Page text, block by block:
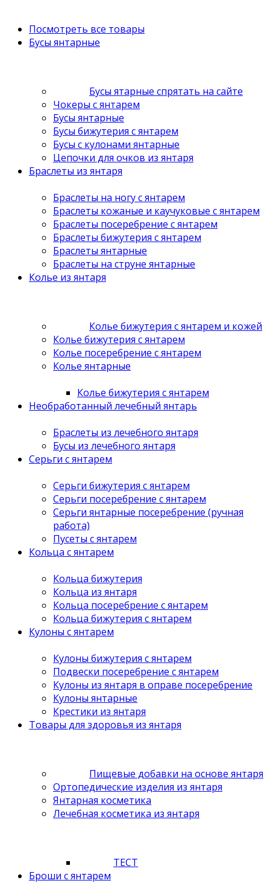
Посмотреть все товары
Бусы янтарные
Бусы ятарные спрятать на сайте
Чокеры с янтарем
Бусы янтарные
Бусы бижутерия с янтарем
Бусы с кулонами янтарные
Цепочки для очков из янтаря
Браслеты из янтаря
Браслеты на ногу с янтарем
Браслеты кожаные и каучуковые с янтарем
Браслеты посеребрение с янтарем
Браслеты бижутерия с янтарем
Браслеты янтарные
Браслеты на струне янтарные
Колье из янтаря
Колье бижутерия с янтарем и кожей
Колье бижутерия с янтарем
Колье посеребрение с янтарем
Колье янтарные
Колье бижутерия с янтарем
Необработанный лечебный янтарь
Браслеты из лечебного янтаря
Бусы из лечебного янтаря
Серьги с янтарем
Серьги бижутерия с янтарем
Серьги посеребрение с янтарем
Серьги янтарные посеребрение (ручная
работа)
Пусеты с янтарем
Кольца с янтарем
Кольца бижутерия
Кольца из янтаря
Кольца посеребрение с янтарем
Кольца бижутерия с янтарем
Кулоны с янтарем
Кулоны бижутерия с янтарем
Подвески посеребрение с янтарем
Кулоны из янтаря в оправе посеребрение
Кулоны янтарные
Крестики из янтаря
Товары для здоровья из янтаря
Пищевые добавки на основе янтаря
Ортопедические изделия из янтаря
Янтарная косметика
Лечебная косметика из янтаря
ТЕСТ
Броши с янтарем